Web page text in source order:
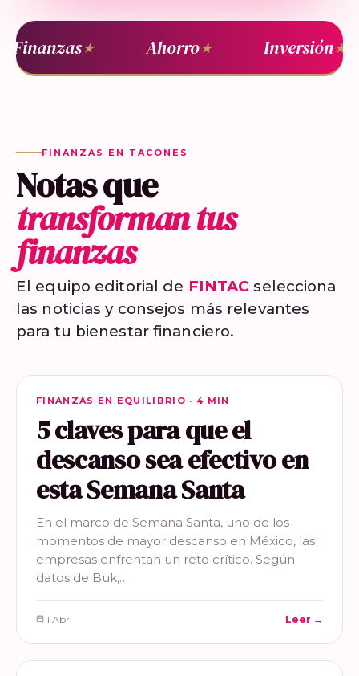
Finanzas★ Ahorro★ Inversión★
FINANZAS EN TACONES
Notas que
transforman tus
finanzas
El equipo editorial de FINTAC selecciona
las noticias y consejos más relevantes
para tu bienestar financiero.
FINANZAS EN EQUILIBRIO
FINANZAS EN EQUILIBRIO · 4 MIN
5 claves para que el
descanso sea efectivo en
esta Semana Santa
En el marco de Semana Santa, uno de los
momentos de mayor descanso en México, las
empresas enfrentan un reto crítico. Según
datos de Buk,…
1 Abr Leer →